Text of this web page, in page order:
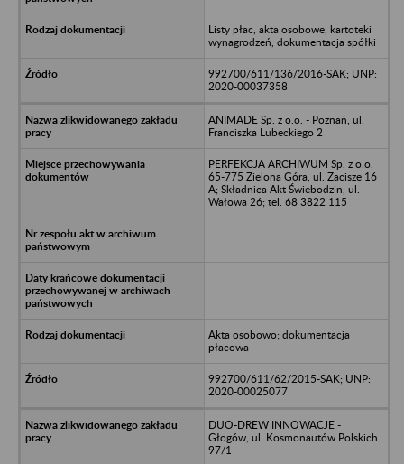
Listy płac, akta osobowe, kartoteki
wynagrodzeń, dokumentacja spółki
992700/611/136/2016-SAK; UNP:
2020-00037358
ANIMADE Sp. z o.o. - Poznań, ul.
Franciszka Lubeckiego 2
PERFEKCJA ARCHIWUM Sp. z o.o.
65-775 Zielona Góra, ul. Zacisze 16
A; Składnica Akt Świebodzin, ul.
Wałowa 26; tel. 68 3822 115
Akta osobowo; dokumentacja
płacowa
992700/611/62/2015-SAK; UNP:
2020-00025077
DUO-DREW INNOWACJE -
Głogów, ul. Kosmonautów Polskich
97/1